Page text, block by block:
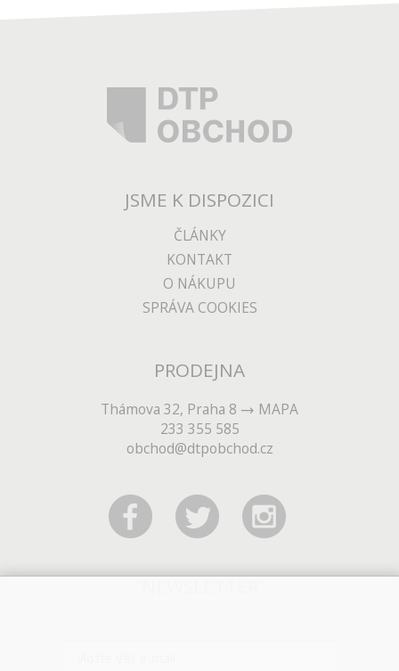
JSME K DISPOZICI
ČLÁNKY
KONTAKT
O NÁKUPU
SPRÁVA COOKIES
PRODEJNA
Thámova 32, Praha 8
MAPA
233 355 585
obchod@dtpobchod.cz